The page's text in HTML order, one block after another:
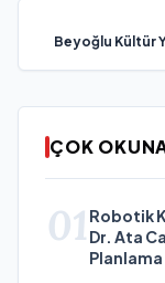
Beyoğlu Kültür
ÇOK
01 Robotik
Dr. Ata
Planlama